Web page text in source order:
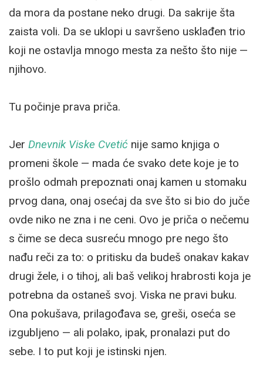
da mora da postane neko drugi. Da sakrije šta
zaista voli. Da se uklopi u savršeno usklađen trio
koji ne ostavlja mnogo mesta za nešto što nije —
njihovo.
Tu počinje prava priča.
Jer Dnevnik Viske Cvetić nije samo knjiga o
promeni škole — mada će svako dete koje je to
prošlo odmah prepoznati onaj kamen u stomaku
prvog dana, onaj osećaj da sve što si bio do juče
ovde niko ne zna i ne ceni. Ovo je priča o nečemu
s čime se deca susreću mnogo pre nego što
nađu reči za to: o pritisku da budeš onakav kakav
drugi žele, i o tihoj, ali baš velikoj hrabrosti koja je
potrebna da ostaneš svoj. Viska ne pravi buku.
Ona pokušava, prilagođava se, greši, oseća se
izgubljeno — ali polako, ipak, pronalazi put do
sebe. I to put koji je istinski njen.